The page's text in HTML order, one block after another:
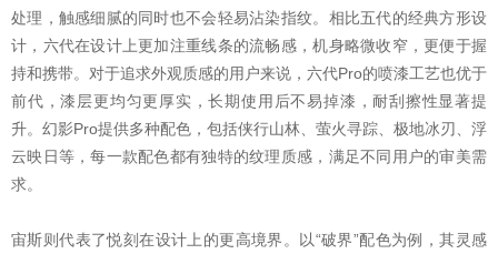
处理，触感细腻的同时也不会轻易沾染指纹。相比五代的经典方形设
计，六代在设计上更加注重线条的流畅感，机身略微收窄，更便于握
持和携带。对于追求外观质感的用户来说，六代Pro的喷漆工艺也优于
前代，漆层更均匀更厚实，长期使用后不易掉漆，耐刮擦性显著提
升。幻影Pro提供多种配色，包括侠行山林、萤火寻踪、极地冰刃、浮
云映日等，每一款配色都有独特的纹理质感，满足不同用户的审美需
求。
宙斯则代表了悦刻在设计上的更高境界。以“破界”配色为例，其灵感